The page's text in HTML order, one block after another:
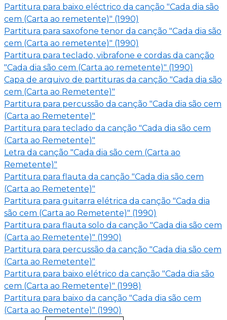
Partitura para baixo eléctrico da canção "Cada dia são
cem (Carta ao remetente)" (1990)
Partitura para saxofone tenor da canção "Cada dia são
cem (Carta ao remetente)" (1990)
Partitura para teclado, vibrafone e cordas da canção
"Cada dia são cem (Carta ao remetente)" (1990)
Capa de arquivo de partituras da canção "Cada dia são
cem (Carta ao Remetente)"
Partitura para percussão da canção "Cada dia são cem
(Carta ao Remetente)"
Partitura para teclado da canção "Cada dia são cem
(Carta ao Remetente)"
Letra da canção "Cada dia são cem (Carta ao
Remetente)"
Partitura para flauta da canção "Cada dia são cem
(Carta ao Remetente)"
Partitura para guitarra elétrica da canção "Cada dia
são cem (Carta ao Remetente)" (1990)
Partitura para flauta solo da canção "Cada dia são cem
(Carta ao Remetente)" (1990)
Partitura para percussão da canção "Cada dia são cem
(Carta ao Remetente)"
Partitura para baixo elétrico da canção "Cada dia são
cem (Carta ao Remetente)" (1998)
Partitura para baixo da canção "Cada dia são cem
(Carta ao Remetente)" (1990)